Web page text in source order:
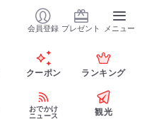
会員登録 プレゼント メニュー
クーポン ランキング
おでかけ
ニュース
観光